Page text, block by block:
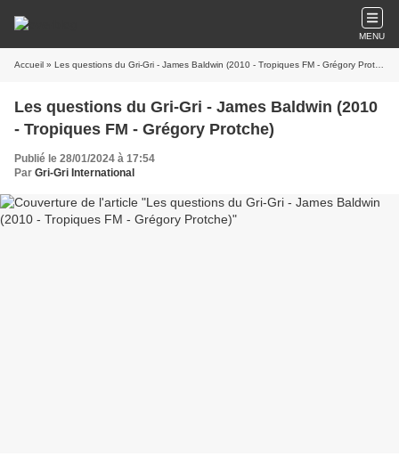
MENU
Accueil » Les questions du Gri-Gri - James Baldwin (2010 - Tropiques FM - Grégory Protche)
Les questions du Gri-Gri - James Baldwin (2010
- Tropiques FM - Grégory Protche)
Publié le 28/01/2024 à 17:54
Par Gri-Gri International